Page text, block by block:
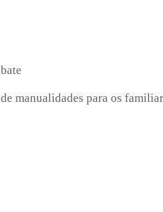
manualidades para os